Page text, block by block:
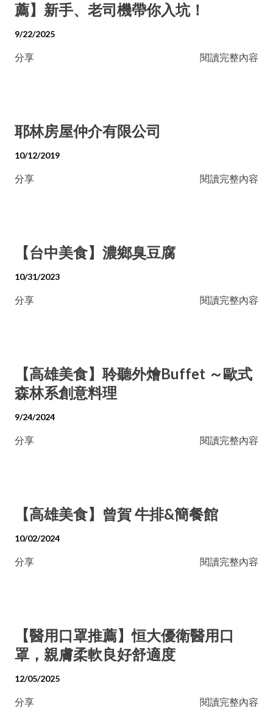
薦】新手、老司機帶你入坑！
9/22/2025
分享 閱讀完整內容
耶林房屋仲介有限公司
10/12/2019
分享 閱讀完整內容
【台中美食】濃鄉臭豆腐
10/31/2023
分享 閱讀完整內容
【高雄美食】聆聽外燴Buffet ～歐式
森林系創意料理
9/24/2024
分享 閱讀完整內容
【高雄美食】曾賀 牛排&簡餐館
10/02/2024
分享 閱讀完整內容
【醫用口罩推薦】恒大優衛醫用口
罩，親膚柔軟良好舒適度
12/05/2025
分享 閱讀完整內容